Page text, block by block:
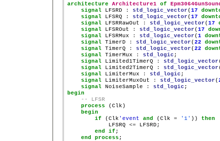
architecture Architecture1 of
signal LFSRD : std_logic_vector(17
signal LFSRQ : std_logic_vector(17
signal LFSRRawOut : std_logic_vector(17
signal LFSROut : std_logic_vector(17
signal LFSRMux : std_logic_vector(1
signal TimerD : std_logic_vector(22
signal TimerQ : std_logic_vector(22
signal TimerMux : std_logic ;
signal Limited1TimerQ : std_logic_vector
signal Limited2TimerQ : std_logic_vector
signal LimiterMux : std_logic ;
signal LimiterMuxOut : std_logic_vector(
signal NoiseSample : std_logic
begin
-- LFSR
process (Clk)
begin
if (Clk 'event and (Clk = '1' )) then
            LFSRQ
<= LFSRD;
end
if ;
end
process ;